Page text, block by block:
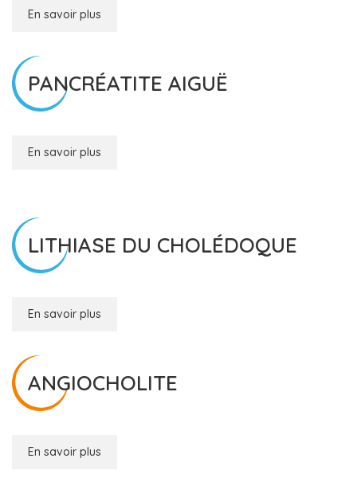
En savoir plus
PANCRÉATITE AIGUË
En savoir plus
LITHIASE DU CHOLÉDOQUE
En savoir plus
ANGIOCHOLITE
En savoir plus